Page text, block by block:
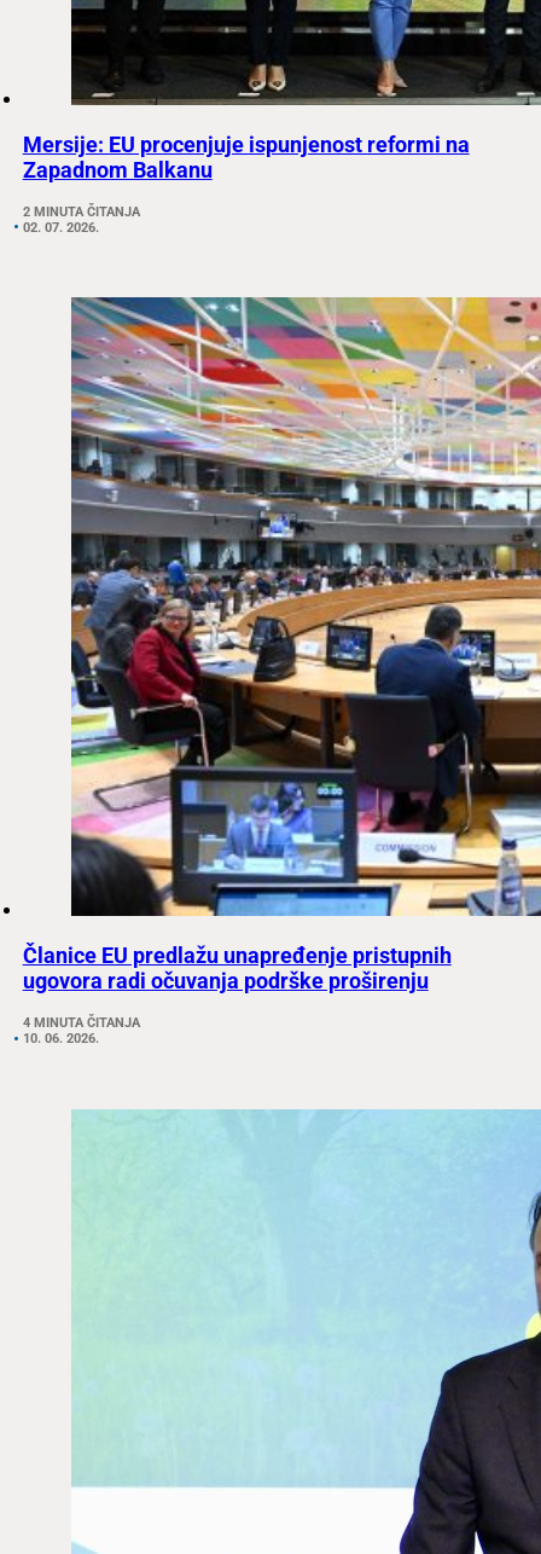
Mersije: EU procenjuje ispunjenost reformi na
Zapadnom Balkanu
2 MINUTA ČITANJA
02. 07. 2026.
Članice EU predlažu unapređenje pristupnih
ugovora radi očuvanja podrške proširenju
4 MINUTA ČITANJA
10. 06. 2026.